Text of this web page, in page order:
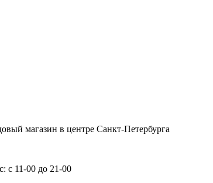
магазин в центре Санкт-Петербурга
с 11-00 до 21-00